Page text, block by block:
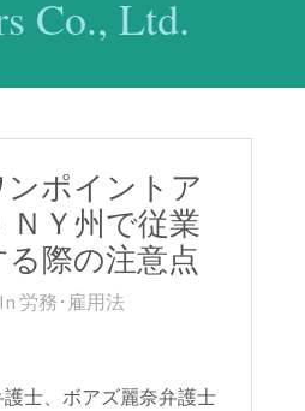
Co., Ltd.
ンポイントア
ＮＹ州で従業
る際の注意点
In 労務･雇用法
士、ボアズ麗奈弁護士